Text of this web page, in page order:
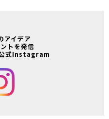
アイデア
トを発信
式Instagram